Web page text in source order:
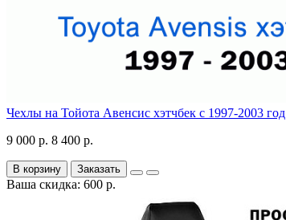
Чехлы на Тойота Авенсис хэтчбек с 1997-2003 год
9 000 р. 8 400 р.
В корзину Заказать
Ваша скидка: 600 р.